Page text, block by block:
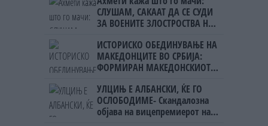
СЛУШАМ, САКААТ ДА СЕ СУДИ
ЗА ВОЕНИТЕ ЗЛОСТРОСТВА НА
ИСТОРИСКО ОБЕДИНУВАЊЕ НА
МАКЕДОНЦИТЕ ВО СРБИЈА:
ФОРМИРАН МАКЕДОНСКИОТ
УЛЦИЊ Е АЛБАНСКИ, ЌЕ ГО
ОСЛОБОДИМЕ- Скандалозна
објава на вицепремиерот на